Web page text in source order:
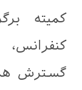
کمیته
گسترش